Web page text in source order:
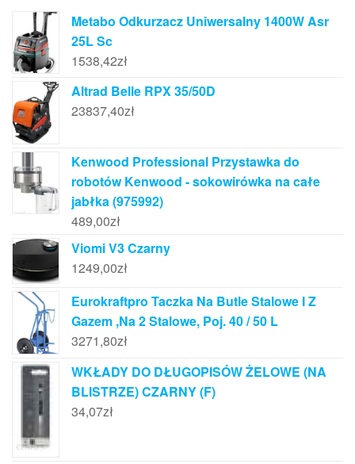
Metabo Odkurzacz Uniwersalny 1400W Asr
25L Sc
1538,42zł
Altrad Belle RPX 35/50D
23837,40zł
Kenwood Professional Przystawka do
robotów Kenwood - sokowirówka na całe
jabłka (975992)
489,00zł
Viomi V3 Czarny
1249,00zł
Eurokraftpro Taczka Na Butle Stalowe I Z
Gazem ,Na 2 Stalowe, Poj. 40 / 50 L
3271,80zł
WKŁADY DO DŁUGOPISÓW ŻELOWE (NA
BLISTRZE) CZARNY (F)
34,07zł